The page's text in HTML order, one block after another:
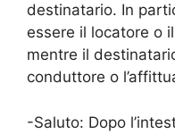
destinatario. In
essere il locatore o
mentre il
conduttore o
-Saluto: Dopo